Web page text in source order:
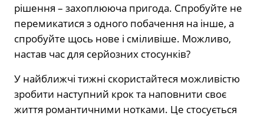
рішення – захоплююча пригода. Спробуйте не
перемикатися з одного побачення на інше, а
спробуйте щось нове і сміливіше. Можливо,
настав час для серйозних стосунків?
У найближчі тижні скористайтеся можливістю
зробити наступний крок та наповнити своє
життя романтичними нотками. Це стосується